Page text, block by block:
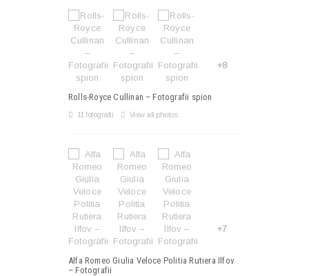
+8
Rolls-Royce Cullinan – Fotografii spion
11 fotografii View all photos
+7
Alfa Romeo Giulia Veloce Politia Rutiera Ilfov
– Fotografii